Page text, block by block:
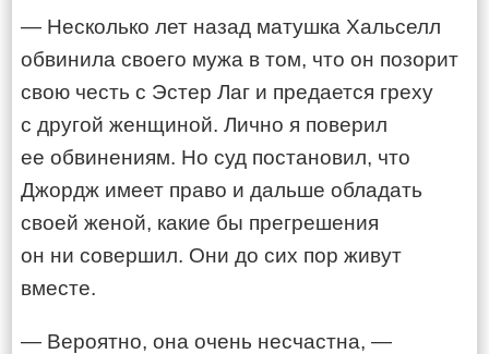
— Несколько лет назад матушка Хальселл
обвинила своего мужа в том, что он позорит
свою честь с Эстер Лаг и предается греху
с другой женщиной. Лично я поверил
ее обвинениям. Но суд постановил, что
Джордж имеет право и дальше обладать
своей женой, какие бы прегрешения
он ни совершил. Они до сих пор живут
вместе.
— Вероятно, она очень несчастна, —